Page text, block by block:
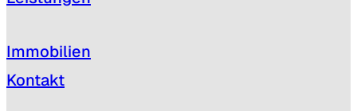
Immobilien
Kontakt